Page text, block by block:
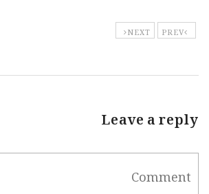
PREV
NEXT
Leave a reply